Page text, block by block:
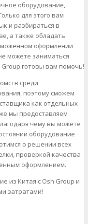
оборудование,
для этого вам
и разбираться в
а также обладать
оформлении
можете заниматься
готовы вам помочь!
среди
поэтому сможем
как отдельных
мы предоставляем
чему вы можете
оборудование
о решении всех
проверкой качества
оформлением.
из Китая с Osh Group и
затратами!